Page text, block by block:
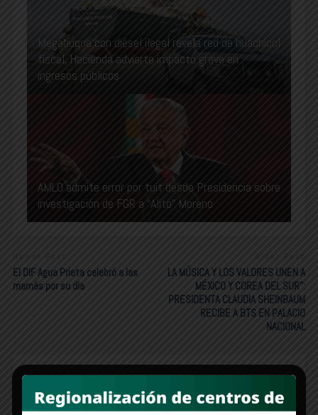
Megabuque con diésel ilegal revela red de huachicol
fiscal; Hacienda advierte impacto grave en
ingresos públicos
AMLO admite error por tuit desde Presidencia sobre
investigación de FGR a “Alito” Moreno
Newer Post
El DIF Agua Prieta celebró a las
mamás por su día
Older Post
LA MÚSICA Y LOS VALORES UNEN A
MÉXICO Y COREA DEL SUR”:
PRESIDENTA CLAUDIA SHEINBAUM
RECIBE A BTS EN PALACIO
NACIONAL
Edición 1312